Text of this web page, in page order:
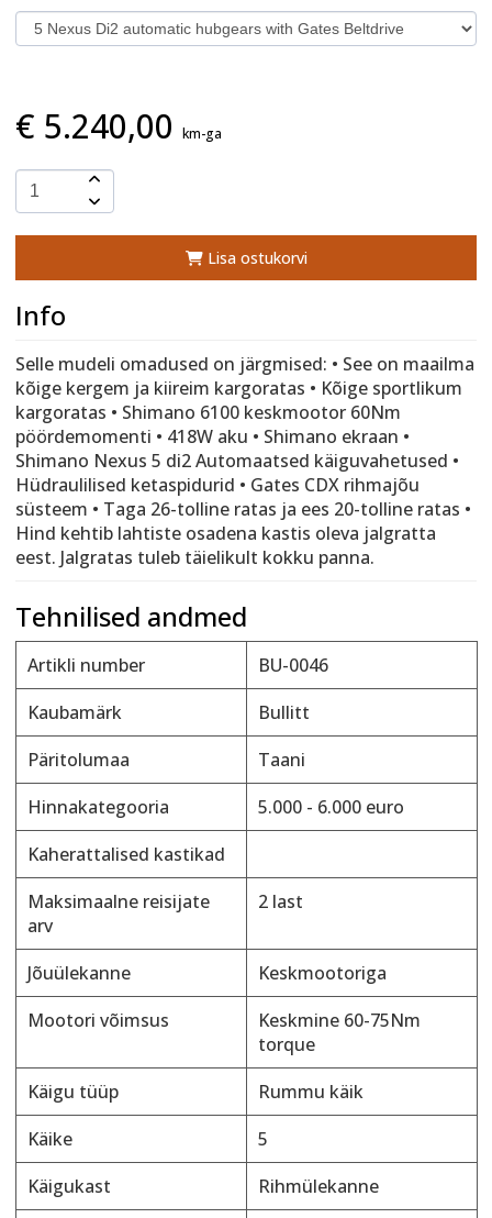
€ 5.240,00 km-ga
Lisa ostukorvi
Info
Selle mudeli omadused on järgmised: • See on maailma
kõige kergem ja kiireim kargoratas • Kõige sportlikum
kargoratas • Shimano 6100 keskmootor 60Nm
pöördemomenti • 418W aku • Shimano ekraan •
Shimano Nexus 5 di2 Automaatsed käiguvahetused •
Hüdraulilised ketaspidurid • Gates CDX rihmajõu
süsteem • Taga 26-tolline ratas ja ees 20-tolline ratas •
Hind kehtib lahtiste osadena kastis oleva jalgratta
eest. Jalgratas tuleb täielikult kokku panna.
Tehnilised andmed
Artikli number
BU-0046
Kaubamärk
Bullitt
Päritolumaa
Taani
Hinnakategooria
5.000 - 6.000 euro
Kaherattalised kastikad
Maksimaalne reisijate
arv
2 last
Jõuülekanne
Keskmootoriga
Mootori võimsus
Keskmine 60-75Nm
torque
Käigu tüüp
Rummu käik
Käike
5
Käigukast
Rihmülekanne